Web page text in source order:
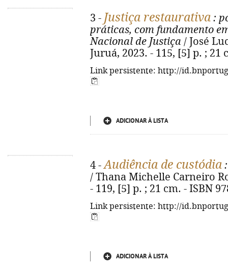
3 - Justiça restaurativa :
práticas, com fundamento
Nacional de Justiça / José
Juruá, 2023. - 115, [5] p. ; 21
Link persistente: http://
ADICIONAR À LISTA
4 -Audiência de custódia
/ Thana Michelle Carneiro
- 119, [5] p. ; 21 cm. - ISBN
Link persistente: http://
ADICIONAR À LISTA